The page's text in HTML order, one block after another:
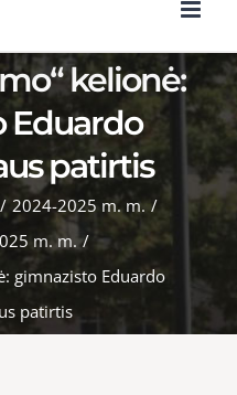
kelionė:
Eduardo
patirtis
/ 2024-2025 m. m. /
m. m. /
gimnazisto Eduardo
patirtis